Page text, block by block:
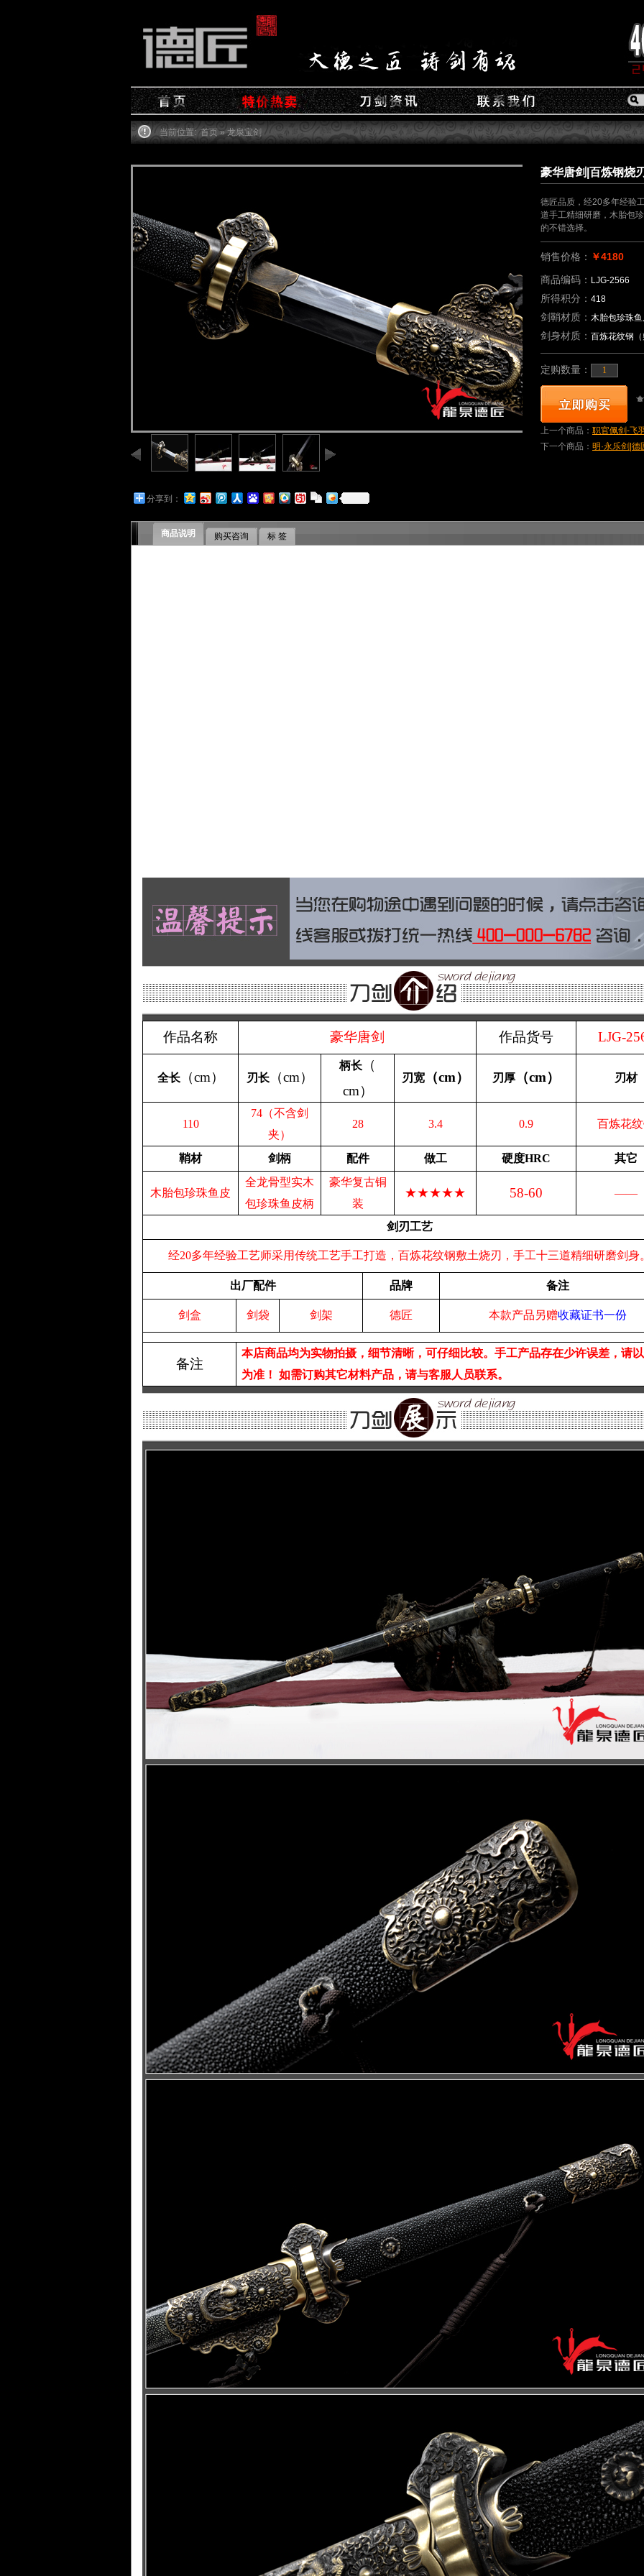
当前位置: 首页» 龙泉宝剑
分享到：
豪华唐剑|百炼钢烧
德匠品质，经20多年经验
道手工精细研磨，木胎包
的不错选择。
销售价格： ￥4180
商品编码： LJG-2566
所得积分： 418
剑鞘材质： 木胎包珍珠
剑身材质： 百炼花纹钢
定购数量：
上一个商品： 职官佩剑-飞
下一个商品： 明·永乐剑|
商品说明 购买咨询 标 签
作品名称 豪华唐剑 作品货号 LJG-
全长（cm） 刃长（cm）
柄长
（
cm）
刃宽（cm） 刃厚 （cm） 刃材
110
74（不含剑
夹）
28 3.4 0.9 百炼花
鞘材 剑柄 配件 做工 硬度HRC 其它
木胎包珍珠鱼皮
全龙骨型实木
包珍珠鱼皮柄
豪华复古铜
装
★★★★★ 58-60 ——
剑刃工艺
经20多年经验工艺师采用传统工艺手工打造，百炼花纹钢敷土烧刃，手工十三道精细研磨剑身
出厂配件 品牌 备注
剑盒 剑袋 剑架 德匠 本款产品另赠收藏证书一份
备注
本店商品均为实物拍摄，细节清晰，可仔细比较。手工产品存在少许误差，请
为准！ 如需订购其它材料产品，请与客服人员联系。